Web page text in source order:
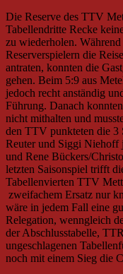
Die Reserve des TTV
Tabellendritte Recke
zu wiederholen.
Reserverspielern die
antraten, konnten die
gehen. Beim 5:9 aus
jedoch recht anständig
Führung. Danach
nicht mithalten und
den TTV punkteten die 3
Reuter und Siggi Niehoff
und Rene Bückers/
letzten Saisonspiel trifft
Tabellenvierten TTV
zweifachem Ersatz nur
wäre in jedem Fall eine
Relegation, wenngleich
der Abschlusstabelle,
ungeschlagenen
noch mit einem Sieg die